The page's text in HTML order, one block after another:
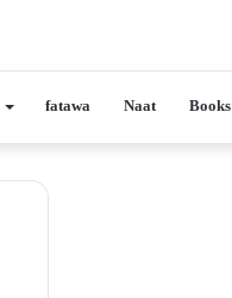
fatawa Naat Books